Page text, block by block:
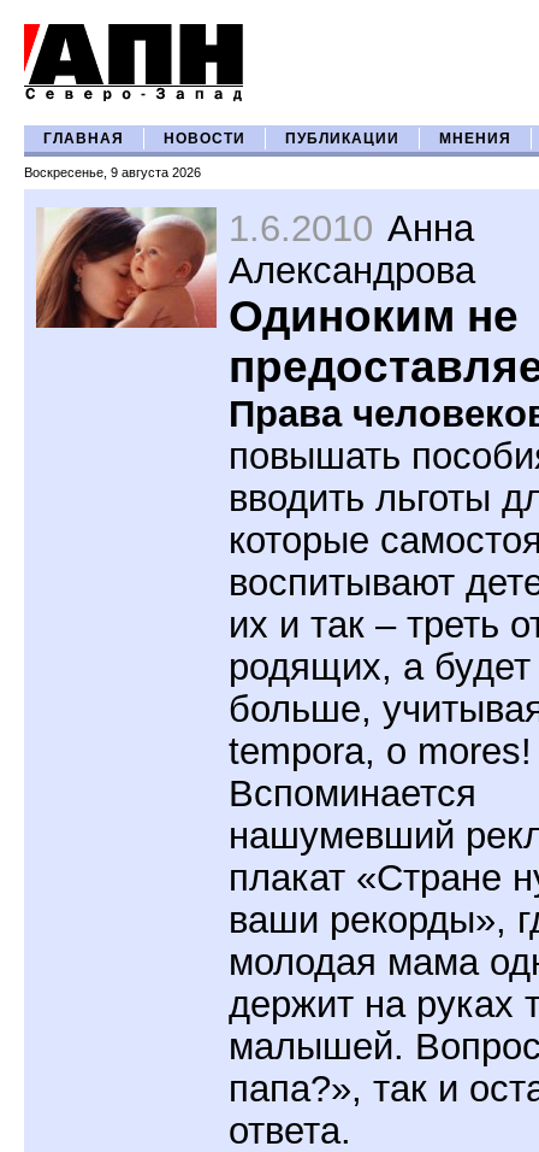
ГЛАВНАЯ НОВОСТИ ПУБЛИКАЦИИ МНЕНИЯ
Воскресенье, 9 августа 2026
1.6.2010 Анна
Александрова
Одиноким не
Права
повышать
вводить льготы
которые
воспитывают
их и так – треть
родящих, а
больше,
tempora, о mores!
Вспоминается
нашумевший
плакат «Стране
ваши рекорды»,
молодая мама
держит на руках
малышей.
папа?», так и
ответа.